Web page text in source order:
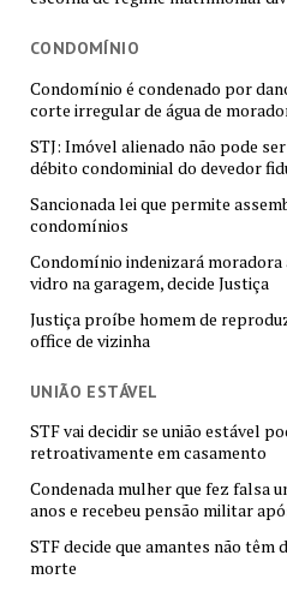
CONDOMÍNIO
Condomínio é condenado por
corte irregular de água de
STJ: Imóvel alienado não pode
débito condominial do devedor
Sancionada lei que permite
condomínios
Condomínio indenizará
vidro na garagem, decide Justiça
Justiça proíbe homem de
office de vizinha
UNIÃO ESTÁVEL
STF vai decidir se união estável
retroativamente em casamento
Condenada mulher que fez falsa
anos e recebeu pensão militar
STF decide que amantes não
morte